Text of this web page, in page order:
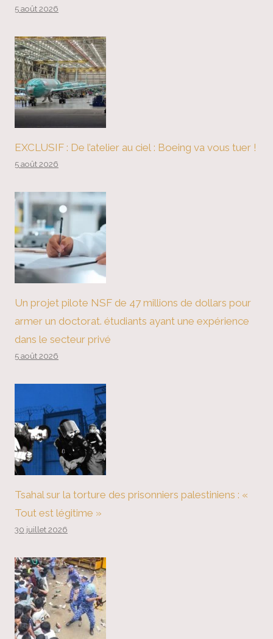
5 août 2026
EXCLUSIF : De l’atelier au ciel : Boeing va vous tuer !
5 août 2026
Un projet pilote NSF de 47 millions de dollars pour
armer un doctorat. étudiants ayant une expérience
dans le secteur privé
5 août 2026
Tsahal sur la torture des prisonniers palestiniens : «
Tout est légitime »
30 juillet 2026